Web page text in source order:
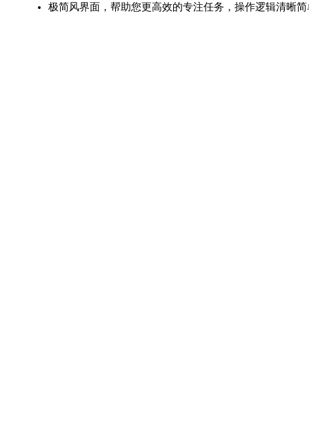
极简风界面，帮助您更高效的专注任务，操作逻辑清晰